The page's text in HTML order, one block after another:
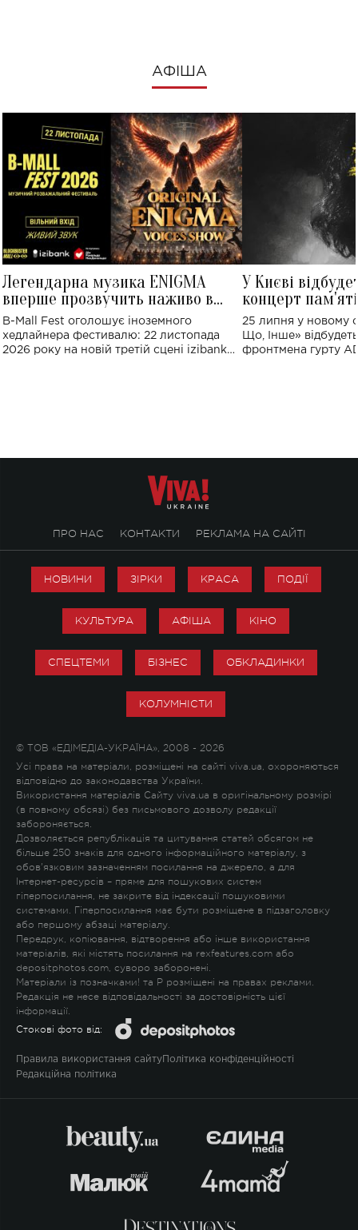
АФІША
Легендарна музика ENIGMA
вперше прозвучить наживо в
Україні: де відбудеться концерт
B-Mall Fest оголошує іноземного
хедлайнера фестивалю: 22 листопада
2026 року на новій третій сцені izibank
У Києві
концерт
Клименка:
виконають
25 липня у новому
Що, Інше»
фронтмена гурту
ПРО НАС КОНТАКТИ РЕКЛАМА НА САЙТІ
НОВИНИ ЗІРКИ КРАСА ПОДІЇ
КУЛЬТУРА АФІША КІНО
СПЕЦТЕМИ БІЗНЕС ОБКЛАДИНКИ
КОЛУМНІСТИ
© ТОВ «ЕДІМЕДІА-УКРАЇНА», 2008 - 2026
Усі права на матеріали, розміщені на сайті viva.ua, охороняються
відповідно до законодавства України.
Використання матеріалів Сайту viva.ua в оригінальному розмірі
(в повному обсязі) без письмового дозволу редакції
забороняється.
Дозволяється републікація та цитування статей обсягом не
більше 250 знаків для одного інформаційного матеріалу, з
обов'язковим зазначенням посилання на джерело, а для
Інтернет-ресурсів – пряме для пошукових систем
гіперпосилання, не закрите від індексації пошуковими
системами. Гіперпосилання має бути розміщене в підзаголовку
або першому абзаці матеріалу.
Передрук, копіювання, відтворення або інше використання
матеріалів, які містять посилання на rexfeatures.com або
depositphotos.com, суворо заборонені.
Матеріали із позначками! та P розміщені на правах реклами.
Редакція не несе відповідальності за достовірність цієї
інформації.
Стокові фото від:
Правила використання сайту Політика конфіденційності
Редакційна політика